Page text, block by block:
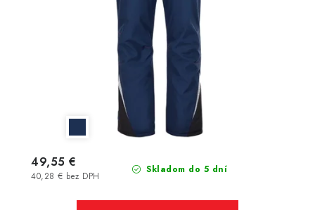
Skladom do 5 dní
40,28 € bez DPH
49,55 €